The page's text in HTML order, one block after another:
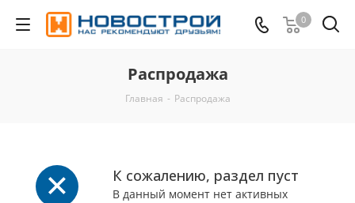
0
Распродажа
Главная - Распродажа
К сожалению, раздел пуст
В данный момент нет активных